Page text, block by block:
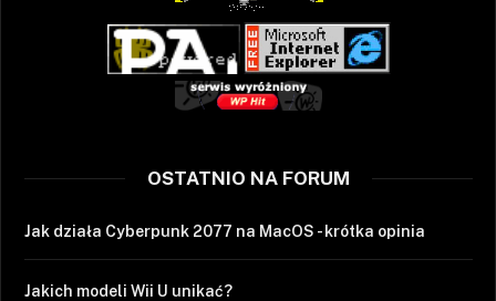
OSTATNIO NA FORUM
Jak działa Cyberpunk 2077 na MacOS - krótka opinia
Jakich modeli Wii U unikać?